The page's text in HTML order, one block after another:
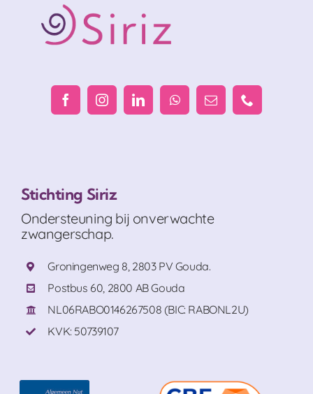
Stichting Siriz
Ondersteuning bij onverwachte
zwangerschap.
Groningenweg 8, 2803 PV Gouda.
Postbus 60, 2800 AB Gouda
NL06RABO0146267508 (BIC: RABONL2U)
KVK: 50739107